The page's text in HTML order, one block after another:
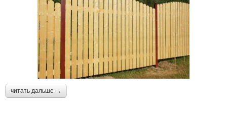
читать дальше →